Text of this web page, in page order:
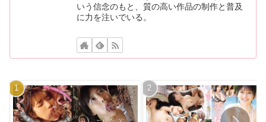
いう信念のもと、質の高い作品の制作と普及
に力を注いでいる。